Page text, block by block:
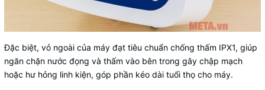
Đặc biệt, vỏ ngoài của máy đạt tiêu chuẩn chống thấm IPX1, giúp
ngăn chặn nước đọng và thấm vào bên trong gây chập mạch
hoặc hư hỏng linh kiện, góp phần kéo dài tuổi thọ cho máy.